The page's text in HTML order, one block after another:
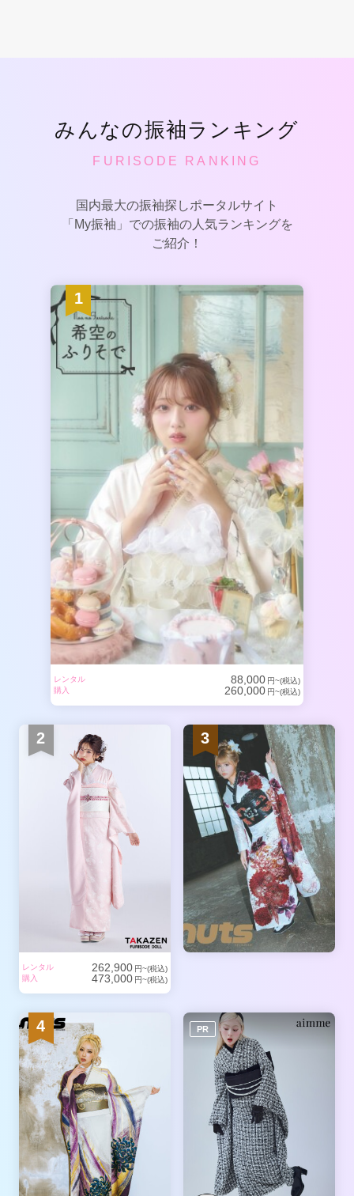
みんなの振袖ランキング
FURISODE RANKING
国内最大の振袖探しポータルサイト
「My振袖」での振袖の人気ランキングを
ご紹介！
1
レンタル 88,000 円~(税込)
購入
260,000 円~(税込)
2
レンタル 262,900 円~(税込)
購入
473,000 円~(税込)
3
4 PR